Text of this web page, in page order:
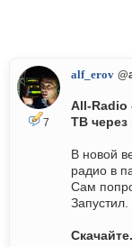
7
alf_erov
All-Radio
ТВ через
В новой
радио в
Сам